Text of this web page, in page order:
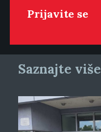
Saznajte više